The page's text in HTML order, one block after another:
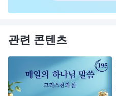
관련 콘텐츠